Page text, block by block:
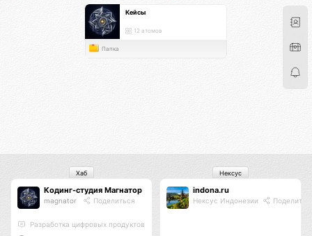
Кейсы
12 атомов
Папка
Кодинг-студия Магнатор
magnator Поделиться
Разработка цифровых продуктов
Хаб
indona.ru
Нексус Индонезии
Нексус